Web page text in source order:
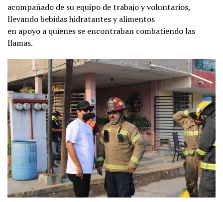
acompañado de su equipo de trabajo y voluntarios,
llevando bebidas hidratantes y alimentos
en apoyo a quienes se encontraban combatiendo las
llamas.